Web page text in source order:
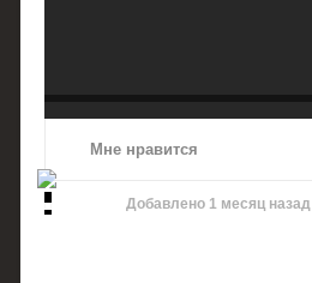
Мне нравится
Добавлено 1 месяц назад